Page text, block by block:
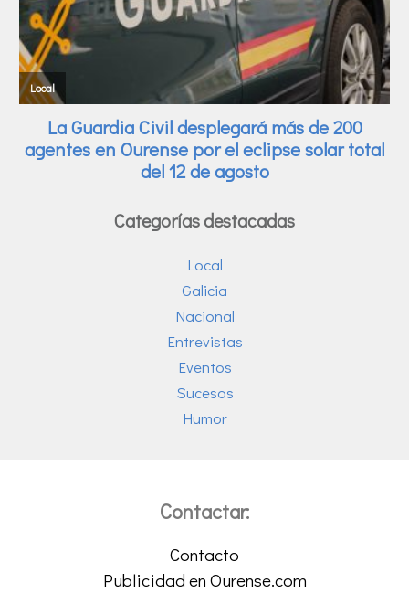
Categorías destacadas
Local
Galicia
Nacional
Entrevistas
Eventos
Sucesos
Humor
Contactar:
Contacto
Publicidad en Ourense.com